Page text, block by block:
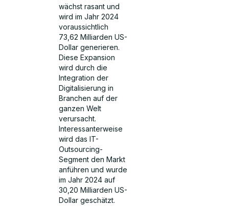
wächst rasant und
wird im Jahr 2024
voraussichtlich
73,62 Milliarden US-
Dollar generieren.
Diese Expansion
wird durch die
Integration der
Digitalisierung in
Branchen auf der
ganzen Welt
verursacht.
Interessanterweise
wird das IT-
Outsourcing-
Segment den Markt
anführen und wurde
im Jahr 2024 auf
30,20 Milliarden US-
Dollar geschätzt.